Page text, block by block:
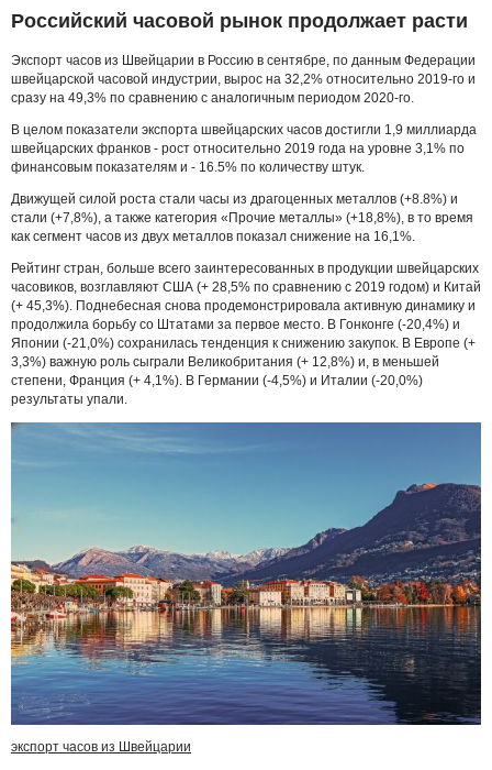
Российский часовой рынок продолжает расти
Экспорт часов из Швейцарии в Россию в сентябре, по данным Федерации
швейцарской часовой индустрии, вырос на 32,2% относительно 2019-го и
сразу на 49,3% по сравнению с аналогичным периодом 2020-го.
В целом показатели экспорта швейцарских часов достигли 1,9 миллиарда
швейцарских франков - рост относительно 2019 года на уровне 3,1% по
финансовым показателям и - 16.5% по количеству штук.
Движущей силой роста стали часы из драгоценных металлов (+8.8%) и
стали (+7,8%), а также категория «Прочие металлы» (+18,8%), в то время
как сегмент часов из двух металлов показал снижение на 16,1%.
Рейтинг стран, больше всего заинтересованных в продукции швейцарских
часовиков, возглавляют США (+ 28,5% по сравнению с 2019 годом) и Китай
(+ 45,3%). Поднебесная снова продемонстрировала активную динамику и
продолжила борьбу со Штатами за первое место. В Гонконге (-20,4%) и
Японии (-21,0%) сохранилась тенденция к снижению закупок. В Европе (+
3,3%) важную роль сыграли Великобритания (+ 12,8%) и, в меньшей
степени, Франция (+ 4,1%). В Германии (-4,5%) и Италии (-20,0%)
результаты упали.
экспорт часов из Швейцарии